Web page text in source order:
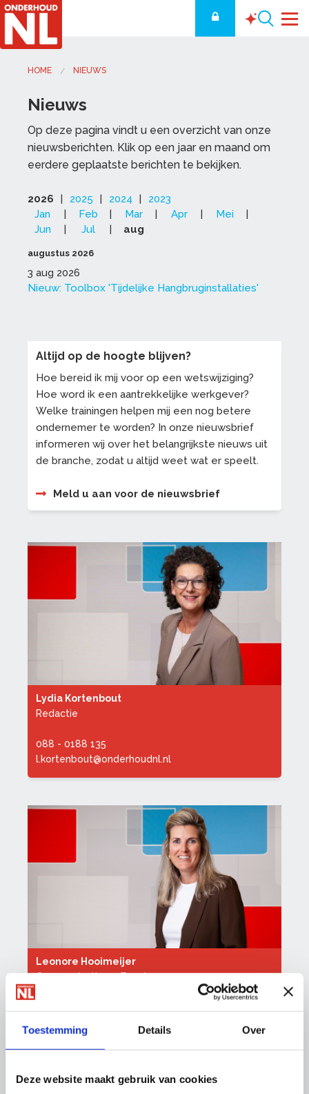
Toestemming Details Over
Deze website maakt gebruik van cookies
Nieuwsoverzicht
HOME NIEUWS
Nieuws
Op deze pagina vindt u een overzicht van onze
nieuwsberichten. Klik op een jaar en maand om
eerdere geplaatste berichten te bekijken.
2026 | 2025 | 2024 |
2023
Jan
| Feb | Mar | Apr | Mei
|
Jun
| Jul | aug
augustus 2026
3 aug 2026
Nieuw: Toolbox 'Tijdelijke Hangbruginstallaties'
Altijd op de hoogte blijven?
Hoe bereid ik mij voor op een wetswijziging?
Hoe word ik een aantrekkelijke werkgever?
Welke trainingen helpen mij een nog betere
ondernemer te worden? In onze nieuwsbrief
informeren wij over het belangrijkste nieuws uit
de branche, zodat u altijd weet wat er speelt.
Meld u aan voor de nieuwsbrief
Lydia Kortenbout
Redactie
088 - 0188 135
l.kortenbout@onderhoudnl.nl
Leonore Hooimeijer
Communicatie en Events
Volg ons op social media: